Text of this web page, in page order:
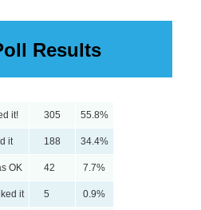
Results
it! 305 55.8%
it 188 34.4%
OK 42 7.7%
it 5 0.9%